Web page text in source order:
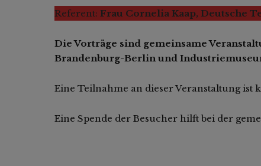
Referent: Frau Cornelia Kaap, Deutsche
Die Vorträge sind gemeinsame
Brandenburg-Berlin und
Eine Teilnahme an dieser Veranstaltung ist
Eine Spende der Besucher hilft bei der